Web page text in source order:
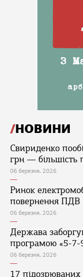
НОВИНИ
Свириденко
грн — більшість
06 березня, 2026
Ринок
повернення ПДВ
06 березня, 2026
Держава
програмою «5-7-
06 березня, 2026
17